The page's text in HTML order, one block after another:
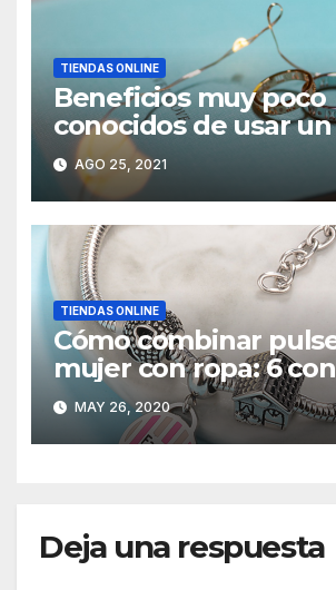
TIENDAS ONLINE
Beneficios muy poco
conocidos de usar
de acero
AGO 25, 2021
TIENDAS ONLINE
Cómo combinar
mujer con ropa: 6
MAY 26, 2020
Deja una respuesta